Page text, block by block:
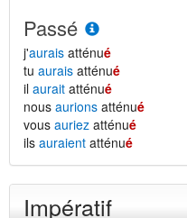
Passé
j'aurais atténué
tu aurais atténué
il aurait atténué
nous aurions atténué
vous auriez atténué
ils auraient atténué
Impératif